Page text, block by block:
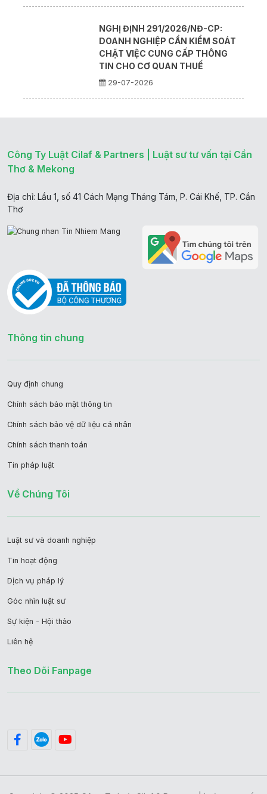
NGHỊ ĐỊNH 291/2026/NĐ-CP:
DOANH NGHIỆP CẦN KIỂM SOÁT
CHẶT VIỆC CUNG CẤP THÔNG
TIN CHO CƠ QUAN THUẾ
29-07-2026
Công Ty Luật Cilaf & Partners | Luật sư tư vấn tại Cần
Thơ & Mekong
Địa chỉ: Lầu 1, số 41 Cách Mạng Tháng Tám, P. Cái Khế, TP. Cần
Thơ
Thông tin chung
Quy định chung
Chính sách bảo mật thông tin
Chính sách bảo vệ dữ liệu cá nhân
Chính sách thanh toán
Tin pháp luật
Về Chúng Tôi
Luật sư và doanh nghiệp
Tin hoạt động
Dịch vụ pháp lý
Góc nhìn luật sư
Sự kiện - Hội thảo
Liên hệ
Theo Dõi Fanpage